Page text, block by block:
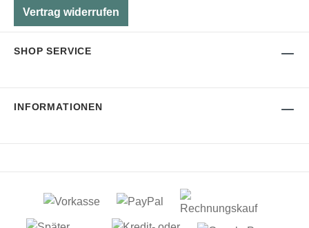
Vertrag widerrufen
SHOP SERVICE
INFORMATIONEN